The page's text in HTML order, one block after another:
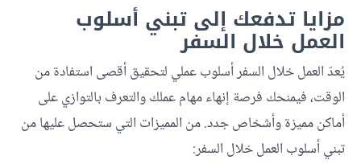
مزايا تدفعك إلى تبني أسلوب
العمل خلال السفر
يُعدّ العمل خلال السفر أسلوب عملي لتحقيق أقصى استفادة من
الوقت، فيمنحك فرصة إنهاء مهام عملك والتعرف بالتوازي على
أماكن مميزة وأشخاص جدد. من المميزات التي ستحصل عليها من
تبني أسلوب العمل خلال السفر: